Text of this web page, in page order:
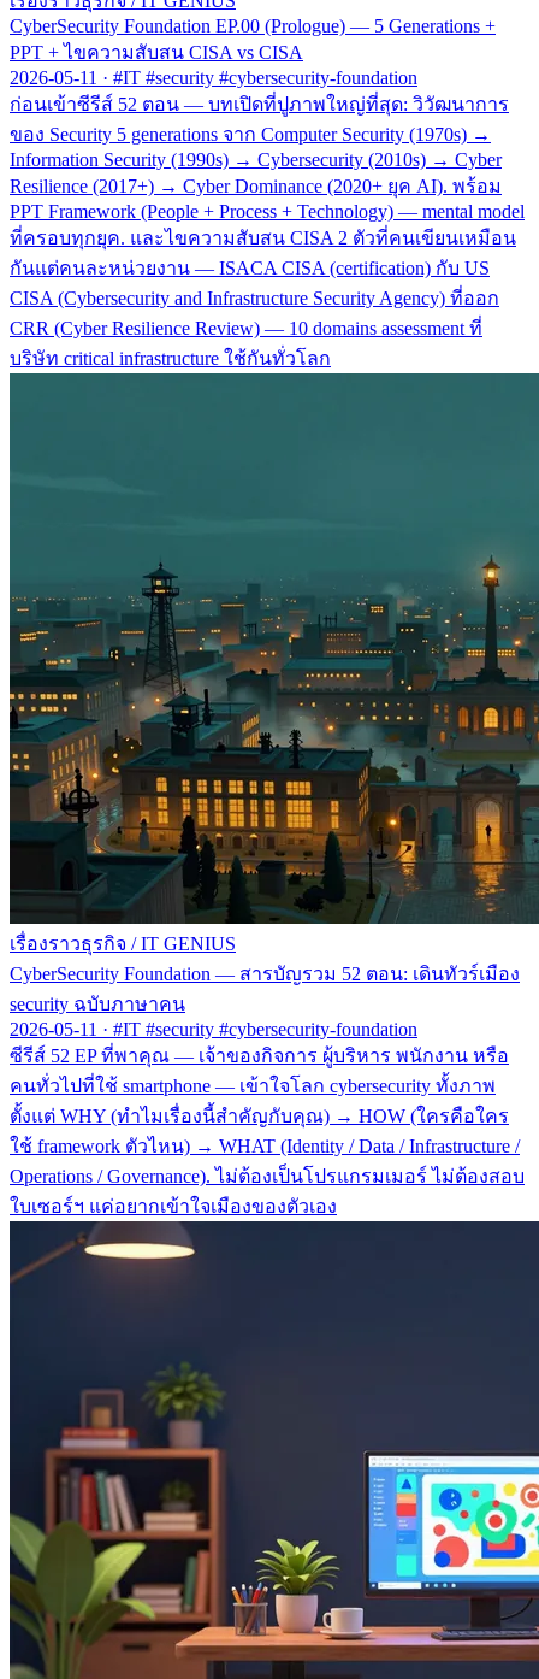
CyberSecurity Foundation EP.00 (Prologue) — 5 Generations +
PPT + ไขความสับสน CISA vs CISA
2026-05-11 · #IT #security #cybersecurity-foundation
ก่อนเข้าซีรีส์ 52 ตอน — บทเปิดที่ปูภาพใหญ่ที่สุด: วิวัฒนาการ
ของ Security 5 generations จาก Computer Security (1970s) →
Information Security (1990s) → Cybersecurity (2010s) → Cyber
Resilience (2017+) → Cyber Dominance (2020+ ยุค AI). พร้อม
PPT Framework (People + Process + Technology) — mental model
ที่ครอบทุกยุค. และไขความสับสน CISA 2 ตัวที่คนเขียนเหมือน
กันแต่คนละหน่วยงาน — ISACA CISA (certification) กับ US
CISA (Cybersecurity and Infrastructure Security Agency) ที่ออก
CRR (Cyber Resilience Review) — 10 domains assessment ที่
บริษัท critical infrastructure ใช้กันทั่วโลก
เรื่องราวธุรกิจ / IT GENIUS
CyberSecurity Foundation — สารบัญรวม 52 ตอน: เดินทัวร์เมือง
security ฉบับภาษาคน
2026-05-11 · #IT #security #cybersecurity-foundation
ซีรีส์ 52 EP ที่พาคุณ — เจ้าของกิจการ ผู้บริหาร พนักงาน หรือ
คนทั่วไปที่ใช้ smartphone — เข้าใจโลก cybersecurity ทั้งภาพ
ตั้งแต่ WHY (ทำไมเรื่องนี้สำคัญกับคุณ) → HOW (ใครคือใคร
ใช้ framework ตัวไหน) → WHAT (Identity / Data / Infrastructure /
Operations / Governance). ไม่ต้องเป็นโปรแกรมเมอร์ ไม่ต้องสอบ
ใบเซอร์ฯ แค่อยากเข้าใจเมืองของตัวเอง